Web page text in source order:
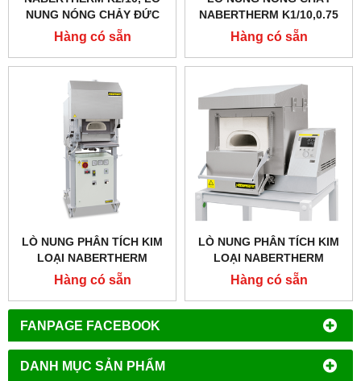
FANPAGE FACEBOOK
DANH MỤC SẢN PHẨM
NUNG NÓNG CHẢY ĐỨC
1000 ĐỘ 1,5 LÍT
Hàng có sẵn
NABERTHERM K1/10,0.75
LÍT 1000 ĐỘ
Hàng có sẵn
LÒ NUNG PHÂN TÍCH KIM
LOẠI NABERTHERM
N8/13CUP,1300 ĐỘ 8 LÍT
Hàng có sẵn
LÒ NUNG PHÂN TÍCH KIM
LOẠI NABERTHERM
N4/13CUP, 1280 ĐỘ 3,7 LÍT
Hàng có sẵn